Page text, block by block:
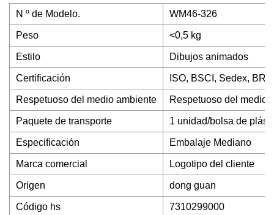
N º de Modelo. WM46-326
Peso <0,5 kg
Estilo Dibujos animados
Certificación ISO, BSCI, Sedex, BRC
Respetuoso del medio ambiente Respetuoso del medio
Paquete de transporte 1 unidad/bolsa de
Especificación Embalaje Mediano
Marca comercial Logotipo del cliente
Origen dong guan
Código hs 7310299000